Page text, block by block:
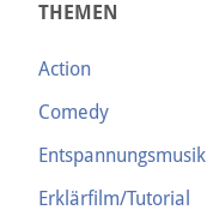
THEMEN
Action
Comedy
Entspannungsmusik
Erklärfilm/Tutorial